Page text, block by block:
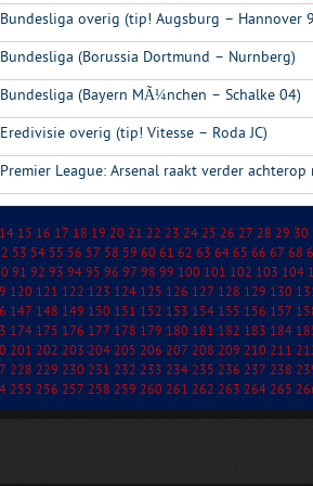
Bundesliga overig (tip! Augsburg – Hannover
Bundesliga (Borussia Dortmund – Nurnberg)
Bundesliga (Bayern MÃ¼nchen – Schalke 04)
Eredivisie overig (tip! Vitesse – Roda JC)
Premier League: Arsenal raakt verder
14 15 16 17 18 19 20 21 22 23 24 25 26 27 28 29 30
53 54 55 56 57 58 59 60 61 62 63 64 65 66 67 68
91 92 93 94 95 96 97 98 99 100 101 102 103 104
120 121 122 123 124 125 126 127 128 129 130
147 148 149 150 151 152 153 154 155 156 157
174 175 176 177 178 179 180 181 182 183 184
201 202 203 204 205 206 207 208 209 210 211
228 229 230 231 232 233 234 235 236 237 238
255 256 257 258 259 260 261 262 263 264 265